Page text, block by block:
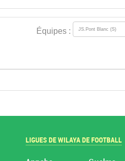
Équipes :
LIGUES DE WILAYA DE FOOTBALL